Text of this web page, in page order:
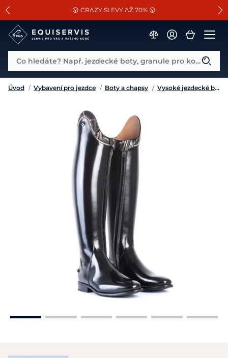
SLEVA 13% na vše od Cassini!
😮 CRAZY SLEVY AŽ 70% 😮
📐Pasování a doplňky k vybraným sedlům ZDARMA 🐴
Co hledáte? Např. jezdecké boty, granule pro koně...
Úvod / Vybavení pro jezdce / Boty a chapsy / Vysoké jezdecké boty